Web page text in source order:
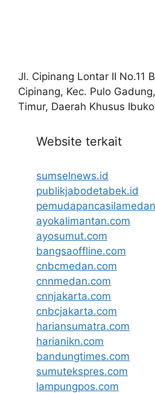
Jl. Cipinang Lontar II No.11 B
Cipinang, Kec. Pulo
Timur, Daerah Khusus
Website terkait
sumselnews.id
publikjabodetabek.id
ayokalimantan.com
ayosumut.com
bangsaoffline.com
cnbcmedan.com
cnnmedan.com
cnnjakarta.com
cnbcjakarta.com
hariansumatra.com
harianikn.com
bandungtimes.com
sumutekspres.com
lampungpos.com